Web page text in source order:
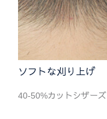
ソフトな刈り上げ
40-50%カットシザーズ